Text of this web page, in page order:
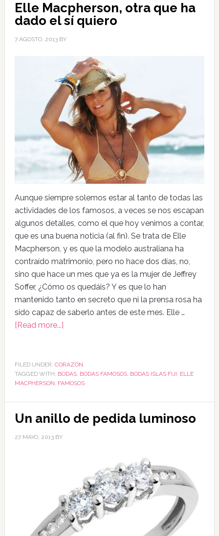
Elle Macpherson, otra que ha
dado el sí quiero
7 AGOSTO, 2013BY
Aunque siempre solemos estar al tanto de todas las
actividades de los famosos, a veces se nos escapan
algunos detalles, como el que hoy venimos a contar,
que es una buena noticia (al fin). Se trata de Elle
Macpherson, y es que la modelo australiana ha
contraído matrimonio, pero no hace dos días, no,
sino que hace un mes que ya es la mujer de Jeffrey
Soffer, ¿Cómo os quedáis? Y es que lo han
mantenido tanto en secreto que ni la prensa rosa ha
sido capaz de saberlo antes de este mes. Elle …
[Read more...]
FILED UNDER: CORAZÓN
TAGGED WITH: BODAS, BODAS FAMOSOS, BODAS ISLAS FIJI, ELLE
MACPHERSON, FAMOSOS
Un anillo de pedida luminoso
27 MAYO, 2013BY